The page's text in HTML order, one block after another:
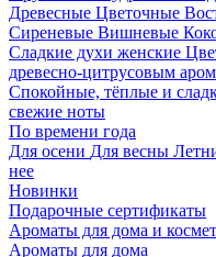
Древесные Цветочные
Сиреневые Вишневые
Сладкие духи женские
древесно-цитрусовым
Спокойные, тёплые и
свежие ноты
По времени года
Для осени Для весны
нее
Новинки
Подарочные сертификаты
Ароматы для дома и
Ароматы для дома